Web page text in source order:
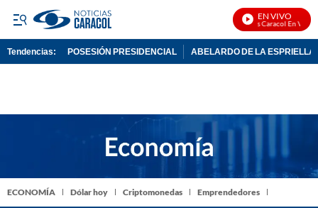
EN VIVO
Noticias Caracol En Vivo
Tendencias: POSESIÓN PRESIDENCIAL ABELARDO DE LA ESPRIELLA
ECONOMÍA Dólar hoy Criptomonedas Emprendedores